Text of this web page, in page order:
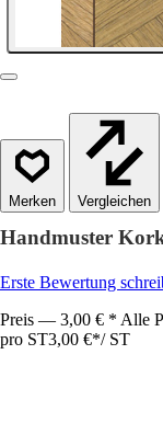
Vergleichen
Handmuster
Erste Bewertung
Preis — 3,00 € * Alle
pro ST3,00 €*/ ST